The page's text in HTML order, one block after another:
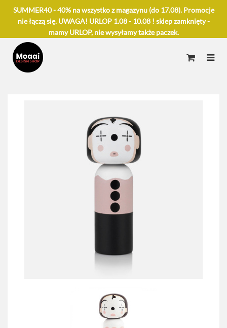
SUMMER40 - 40% na wszystko z magazynu (do 17.08). Promocje
nie łączą się. UWAGA! URLOP 1.08 - 10.08 ! sklep zamknięty -
mamy URLOP, nie wysyłamy także paczek.